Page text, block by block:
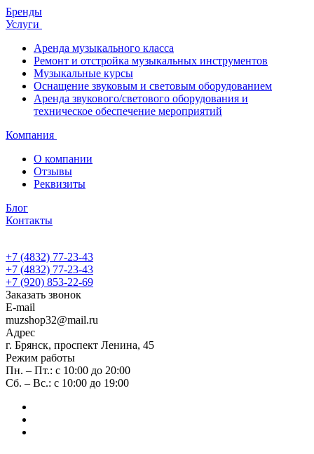
Бренды
Услуги
Аренда музыкального класса
Ремонт и отстройка музыкальных инструментов
Музыкальные курсы
Оснащение звуковым и световым оборудованием
Аренда звукового/светового оборудования и
техническое обеспечение мероприятий
Компания
О компании
Отзывы
Реквизиты
Блог
Контакты
+7 (4832) 77-23-43
+7 (4832) 77-23-43
+7 (920) 853-22-69
Заказать звонок
E-mail
muzshop32@mail.ru
Адрес
г. Брянск, проспект Ленина, 45
Режим работы
Пн. – Пт.: с 10:00 до 20:00
Сб. – Вс.: с 10:00 до 19:00